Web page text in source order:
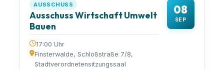
08
SEP
AUSSCHUSS
Ausschuss Wirtschaft Umwelt
Bauen
17:00 Uhr
Finsterwalde, Schloßstraße 7/8,
Stadtverordnetensitzungssaal